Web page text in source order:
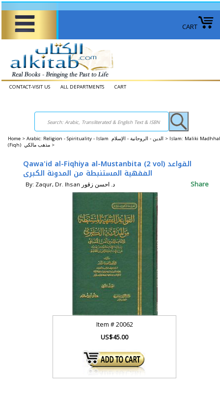
CART
CONTACT-VISIT US ALL DEPARTMENTS CART
Home > Arabic: Religion - Spirituality - Islam الدين - الروحانية - الإسلام > Islam: Maliki
(Fiqh) مذهب مالكي >
Qawa'id al-Fiqhiya al-Mustanbita (2 vol) القواعد
الفقهية المستنبطة من المدونة الكبرى
By: Zaqur, Dr. Ihsan د. احسن زقور Share
Item #20062
US$45.00